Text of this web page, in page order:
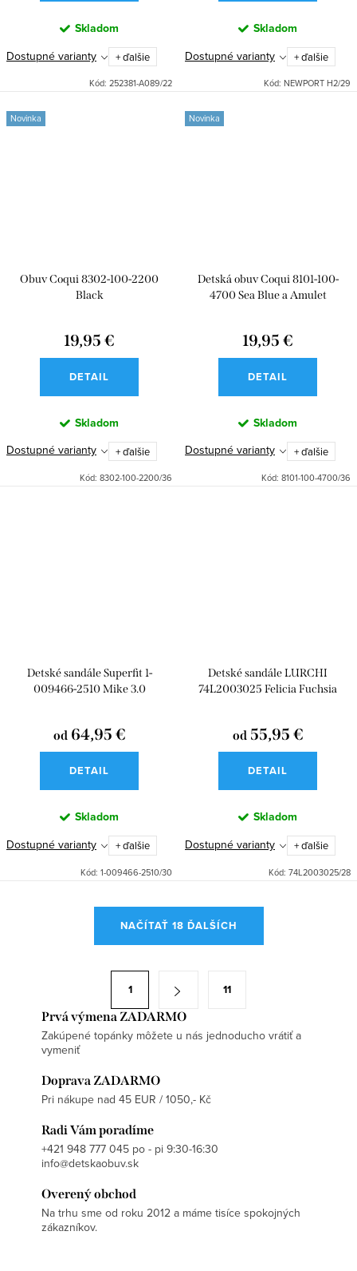
Skladom
Dostupné varianty
+ ďalšie
Kód: 252381-A089/22
Skladom
Dostupné varianty
+ ďalšie
Kód: NEWPORT H2/29
Novinka
Obuv Coqui 8302-100-2200
Black
19,95 €
DETAIL
Skladom
Dostupné varianty
+ ďalšie
Kód: 8302-100-2200/36
Novinka
Detská obuv Coqui 8101-100-
4700 Sea Blue a Amulet
19,95 €
DETAIL
Skladom
Dostupné varianty
+ ďalšie
Kód: 8101-100-4700/36
Detské sandále Superfit 1-
009466-2510 Mike 3.0
od64,95 €
DETAIL
Skladom
Dostupné varianty
+ ďalšie
Kód: 1-009466-2510/30
Detské sandále LURCHI
74L2003025 Felicia Fuchsia
od55,95 €
DETAIL
Skladom
Dostupné varianty
+ ďalšie
Kód: 74L2003025/28
NAČÍTAŤ 18 ĎALŠÍCH
1
11
Prvá výmena ZADARMO
Zakúpené topánky môžete u nás jednoducho vrátiť a
vymeniť
Doprava ZADARMO
Pri nákupe nad 45 EUR / 1050,- Kč
Radi Vám poradíme
+421 948 777 045 po - pi 9:30-16:30
info@detskaobuv.sk
Overený obchod
Na trhu sme od roku 2012 a máme tisíce spokojných
zákazníkov.